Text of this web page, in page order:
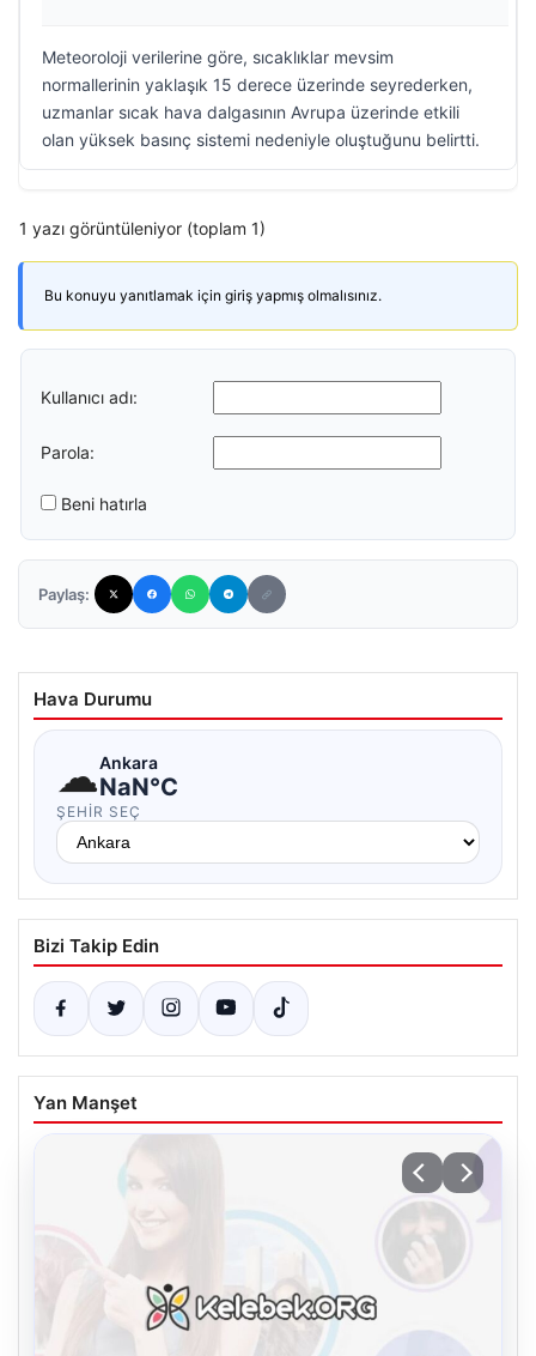
Meteoroloji verilerine göre, sıcaklıklar mevsim
normallerinin yaklaşık 15 derece üzerinde seyrederken,
uzmanlar sıcak hava dalgasının Avrupa üzerinde etkili
olan yüksek basınç sistemi nedeniyle oluştuğunu belirtti.
1 yazı görüntüleniyor (toplam 1)
Bu konuyu yanıtlamak için giriş yapmış olmalısınız.
Kullanıcı adı:
Parola:
Beni hatırla
Paylaş:
Hava Durumu
☁Ankara
NaN°C
ŞEHIR SEÇ
Bizi Takip Edin
Yan Manşet